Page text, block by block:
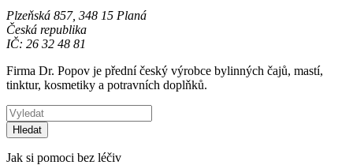
Plzeňská 857, 348 15 Planá
Česká republika
IČ: 26 32 48 81
Firma Dr. Popov je přední český výrobce bylinných čajů, mastí,
tinktur, kosmetiky a potravních doplňků.
Hledat
Jak si pomoci bez léčiv